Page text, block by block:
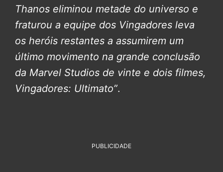
Thanos eliminou metade do universo e
fraturou a equipe dos Vingadores leva
os heróis restantes a assumirem um
último movimento na grande conclusão
da Marvel Studios de vinte e dois filmes,
Vingadores: Ultimato”.
PUBLICIDADE